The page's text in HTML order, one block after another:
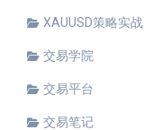
XAUUSD策略实战
交易学院
交易平台
交易笔记